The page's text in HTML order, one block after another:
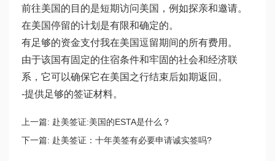
前往美国的目的是短期访问美国，例如探亲和邀请。
在美国停留的计划是有限和确定的。
有足够的资金支付我在美国逗留期间的所有费用。
由于该国有固定的住宿条件和牢固的社会和经济联
系，它可以确保它在美国之行结束后如期返回。
-提供足够的签证材料。
上一篇: 赴美签证:美国的ESTA是什么？
下一篇: 赴美签证：十年美签有必要申请诚实签吗?